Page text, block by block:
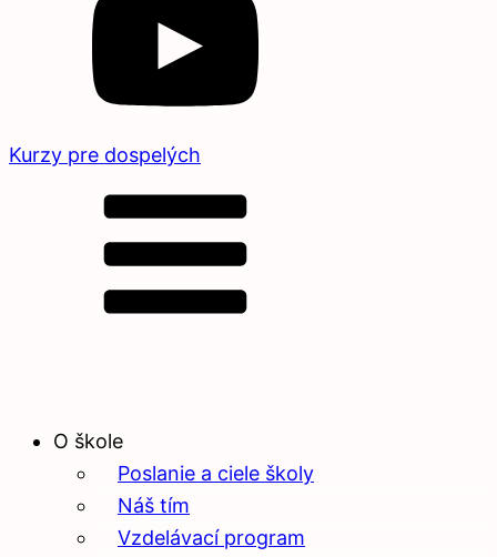
Kurzy pre dospelých
O škole
Poslanie a ciele školy
Náš tím
Vzdelávací program